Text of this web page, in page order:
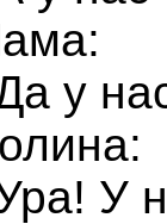
у
У